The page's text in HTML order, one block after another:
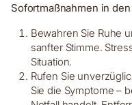
Sofortmaßnahmen in
Bewahren Sie Ruhe
sanfter Stimme.
Situation.
Rufen Sie
Sie die Symptome –